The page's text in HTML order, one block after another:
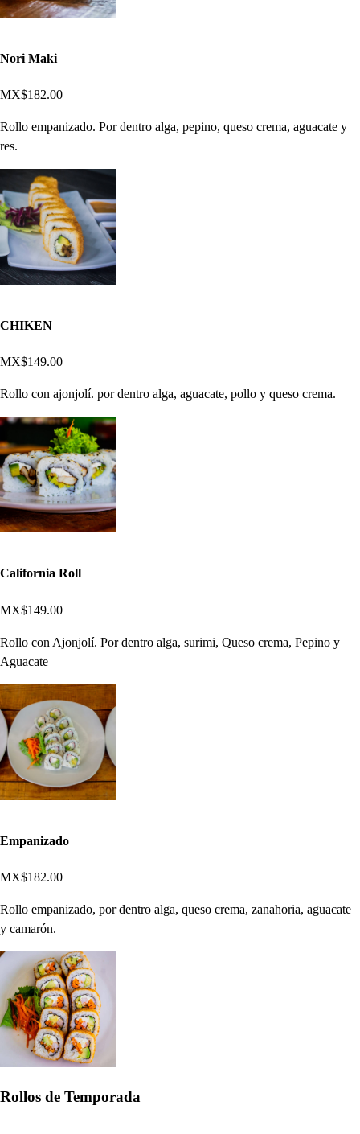
Nori Maki
MX$182.00
Rollo empanizado. Por dentro alga, pepino, queso crema, aguacate y
res.
CHIKEN
MX$149.00
Rollo con ajonjolí. por dentro alga, aguacate, pollo y queso crema.
California Roll
MX$149.00
Rollo con Ajonjolí. Por dentro alga, surimi, Queso crema, Pepino y
Aguacate
Empanizado
MX$182.00
Rollo empanizado, por dentro alga, queso crema, zanahoria, aguacate
y camarón.
Rollos de Temporada